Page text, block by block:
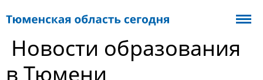
Новости образования
в Тюмени